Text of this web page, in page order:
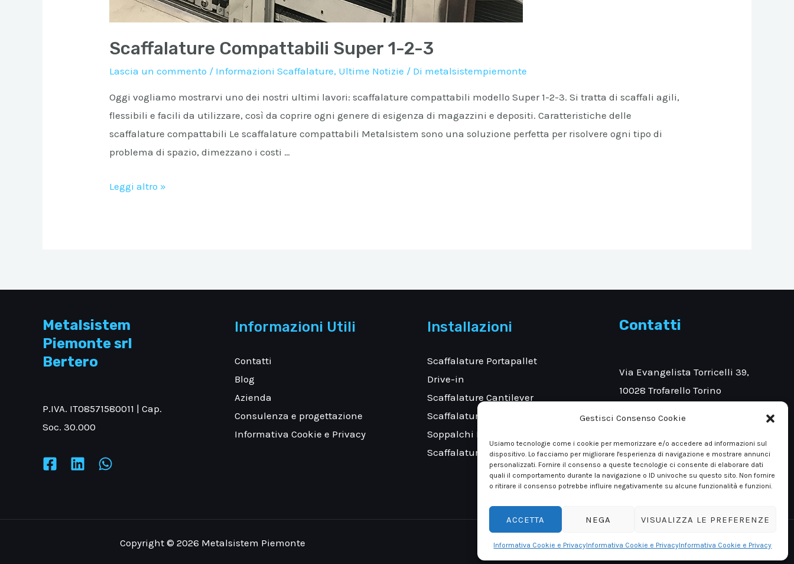
Gestisci Consenso Cookie
Usiamo tecnologie come i cookie per memorizzare e/o accedere ad informazioni sul
dispositivo. Lo facciamo per migliorare l'esperienza di navigazione e mostrare annunci
personalizzati. Fornire il consenso a queste tecnologie ci consente di elaborare dati
quali il comportamento durante la navigazione o ID univoche su questo sito. Non fornire
o ritirare il consenso potrebbe influire negativamente su alcune funzionalità e funzioni.
ACCETTA NEGA VISUALIZZA LE PREFERENZE
Informativa Cookie e PrivacyInformativa Cookie e PrivacyInformativa Cookie e Privacy
Scaffalature Compattabili Super 1-2-3
Lascia un commento / Informazioni Scaffalature, Ultime Notizie / Di metalsistempiemonte
Oggi vogliamo mostrarvi uno dei nostri ultimi lavori: scaffalature compattabili modello Super 1-2-3. Si tratta di scaffali agili,
flessibili e facili da utilizzare, così da coprire ogni genere di esigenza di magazzini e depositi. Caratteristiche delle
scaffalature compattabili Le scaffalature compattabili Metalsistem sono una soluzione perfetta per risolvere ogni tipo di
problema di spazio, dimezzano i costi …
Scaffalature
Leggi altro »
Metalsistem
Piemonte srl
Bertero
P.IVA. IT08571580011 | Cap.
Soc. 30.000
Informazioni Utili
Contatti
Blog
Azienda
Consulenza e progettazione
Informativa Cookie e Privacy
Installazioni
Scaffalature Portapallet
Drive-in
Scaffalature Cantilever
Scaffalatura Portapallet
Soppalchi Industriali
Scaffalature per Magazzino
Contatti
Via Evangelista Torricelli 39,
10028 Trofarello Torino
+390116497597
Copyright © 2026 Metalsistem Piemonte Powered by Fcinque Srl.